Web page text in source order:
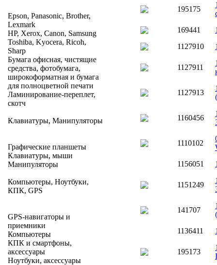
Epson, Panasonic, Brother,
Lexmark
HP, Xerox, Canon, Samsung
Toshiba, Kyocera, Ricoh,
Sharp
Бумага офисная, чистящие
средства, фотобумага,
широкоформатная и бумага
для полноцветной печати
Ламинирование-переплет,
скотч
Клавиатуры, Манипуляторы
Графические планшеты
Клавиатуры, мыши
Манипуляторы
Компьютеры, Ноутбуки,
КПК, GPS
GPS-навигаторы и
приемники
Компьютеры
КПК и смартфоны,
аксессуары
Ноутбуки, аксессуары
195175
169441
1127910
1127911
1127913
1160456
1110102
1156051
1151249
141707
1136411
195173